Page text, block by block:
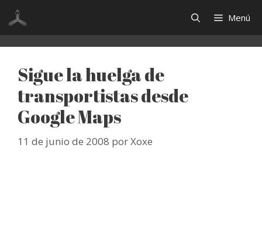
Saltar
contenido
Menú
Sigue la huelga de
transportistas desde
Google Maps
11 de junio de 2008 porXoxe